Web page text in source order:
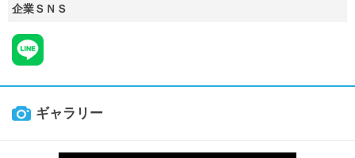
企業ＳＮＳ
ギャラリー